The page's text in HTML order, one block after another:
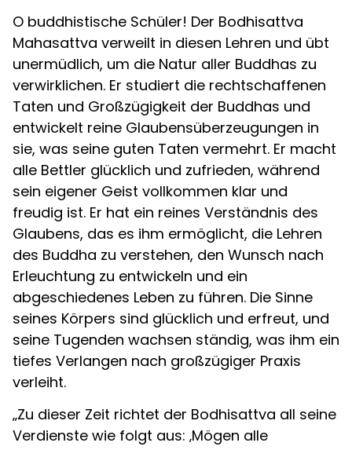
O buddhistische Schüler! Der Bodhisattva
Mahasattva verweilt in diesen Lehren und übt
unermüdlich, um die Natur aller Buddhas zu
verwirklichen. Er studiert die rechtschaffenen
Taten und Großzügigkeit der Buddhas und
entwickelt reine Glaubensüberzeugungen in
sie, was seine guten Taten vermehrt. Er macht
alle Bettler glücklich und zufrieden, während
sein eigener Geist vollkommen klar und
freudig ist. Er hat ein reines Verständnis des
Glaubens, das es ihm ermöglicht, die Lehren
des Buddha zu verstehen, den Wunsch nach
Erleuchtung zu entwickeln und ein
abgeschiedenes Leben zu führen. Die Sinne
seines Körpers sind glücklich und erfreut, und
seine Tugenden wachsen ständig, was ihm ein
tiefes Verlangen nach großzügiger Praxis
verleiht.
„Zu dieser Zeit richtet der Bodhisattva all seine
Verdienste wie folgt aus: ‚Mögen alle